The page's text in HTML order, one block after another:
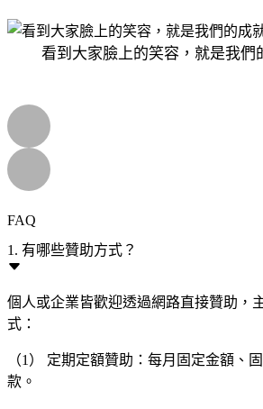
看到大家臉上的笑容，就是我們
FAQ
1. 有哪些贊助方式？
個人或企業皆歡迎透過網路直接贊助，
式：
（1） 定期定額贊助：每月固定金額、
款。